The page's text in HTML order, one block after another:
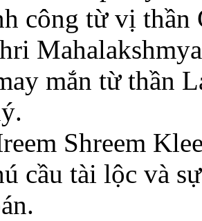
công từ vị thần
mắn từ thần
Shreem
cầu tài lộc và